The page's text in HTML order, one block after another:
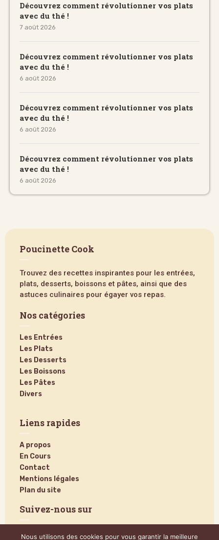
Découvrez comment révolutionner vos plats
avec du thé !
7 août 2026
Découvrez comment révolutionner vos plats
avec du thé !
6 août 2026
Découvrez comment révolutionner vos plats
avec du thé !
6 août 2026
Découvrez comment révolutionner vos plats
avec du thé !
6 août 2026
Poucinette Cook
Trouvez des recettes inspirantes pour les entrées,
plats, desserts, boissons et pâtes, ainsi que des
astuces culinaires pour égayer vos repas.
Nos catégories
Les Entrées
Les Plats
Les Desserts
Les Boissons
Les Pâtes
Divers
Liens rapides
A propos
En Cours
Contact
Mentions légales
Plan du site
Suivez-nous sur
Nous utilisons des cookies pour vous garantir la meilleure